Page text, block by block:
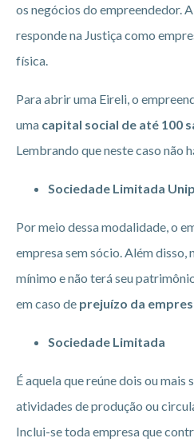
os negócios do empreendedor.
responde na Justiça como
física.
Para abrir uma Eireli, o
uma capital social de até 100
Lembrando que neste caso não
Sociedade Limitada
Por meio dessa modalidade, o
empresa sem sócio. Além disso,
mínimo e não terá seu
em caso de prejuízo da
Sociedade Limitada
É aquela que reúne dois ou
atividades de produção ou
Inclui-se toda empresa que